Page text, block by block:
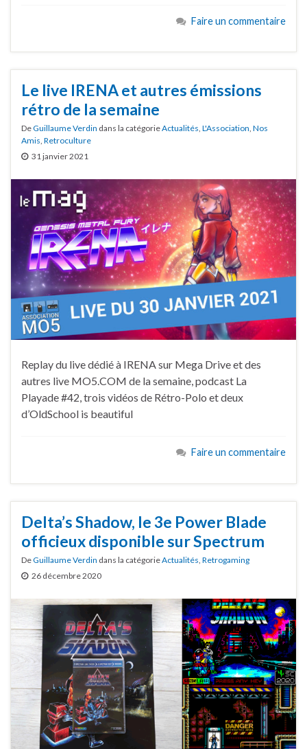
Faire un commentaire
Le live IRENA et autres émissions
rétro de la semaine
DeGuillaume Verdin dans la catégorieActualités, L'Association, Nos
Amis, Retroculture
31 janvier 2021
Replay du live dédié à IRENA sur Mega Drive et des
autres live MO5.COM de la semaine, podcast La
Playade #42, trois vidéos de Rétro-Polo et deux
d’OldSchool is beautiful
Faire un commentaire
Delta’s Shadow, le 3e Power Blade
officieux disponible sur Spectrum
DeGuillaume Verdin dans la catégorieActualités, Retrogaming
26 décembre 2020